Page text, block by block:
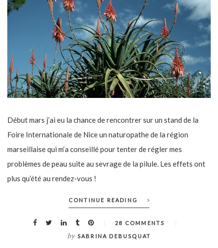
Début mars j’ai eu la chance de rencontrer sur un stand de la
Foire Internationale de Nice un naturopathe de la région
marseillaise qui m’a conseillé pour tenter de régler mes
problèmes de peau suite au sevrage de la pilule. Les effets ont
plus qu’été au rendez-vous !
CONTINUE READING
28 COMMENTS
by SABRINA DEBUSQUAT